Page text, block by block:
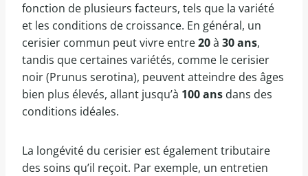
fonction de plusieurs facteurs, tels que la variété
et les conditions de croissance. En général, un
cerisier commun peut vivre entre20à 30 ans,
tandis que certaines variétés, comme le cerisier
noir (Prunus serotina), peuvent atteindre des âges
bien plus élevés, allant jusqu’à 100 ans dans des
conditions idéales.
La longévité du cerisier est également tributaire
des soins qu’il reçoit. Par exemple, un entretien